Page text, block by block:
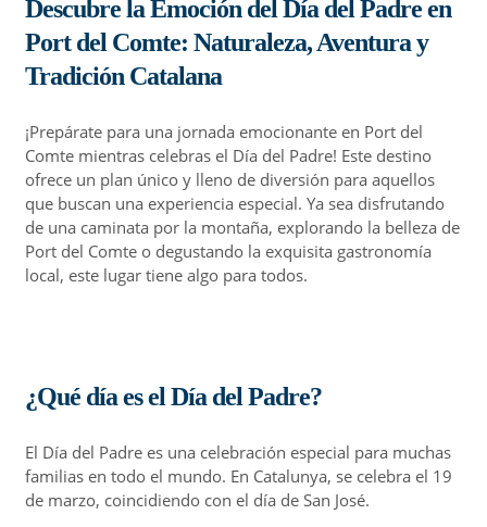
Descubre la Emoción del Día del Padre en
Port del Comte: Naturaleza, Aventura y
Tradición Catalana
¡Prepárate para una jornada emocionante en Port del
Comte mientras celebras el Día del Padre! Este destino
ofrece un plan único y lleno de diversión para aquellos
que buscan una experiencia especial. Ya sea disfrutando
de una caminata por la montaña, explorando la belleza de
Port del Comte o degustando la exquisita gastronomía
local, este lugar tiene algo para todos.
¿Qué día es el Día del Padre?
El Día del Padre es una celebración especial para muchas
familias en todo el mundo. En Catalunya, se celebra el 19
de marzo, coincidiendo con el día de San José.